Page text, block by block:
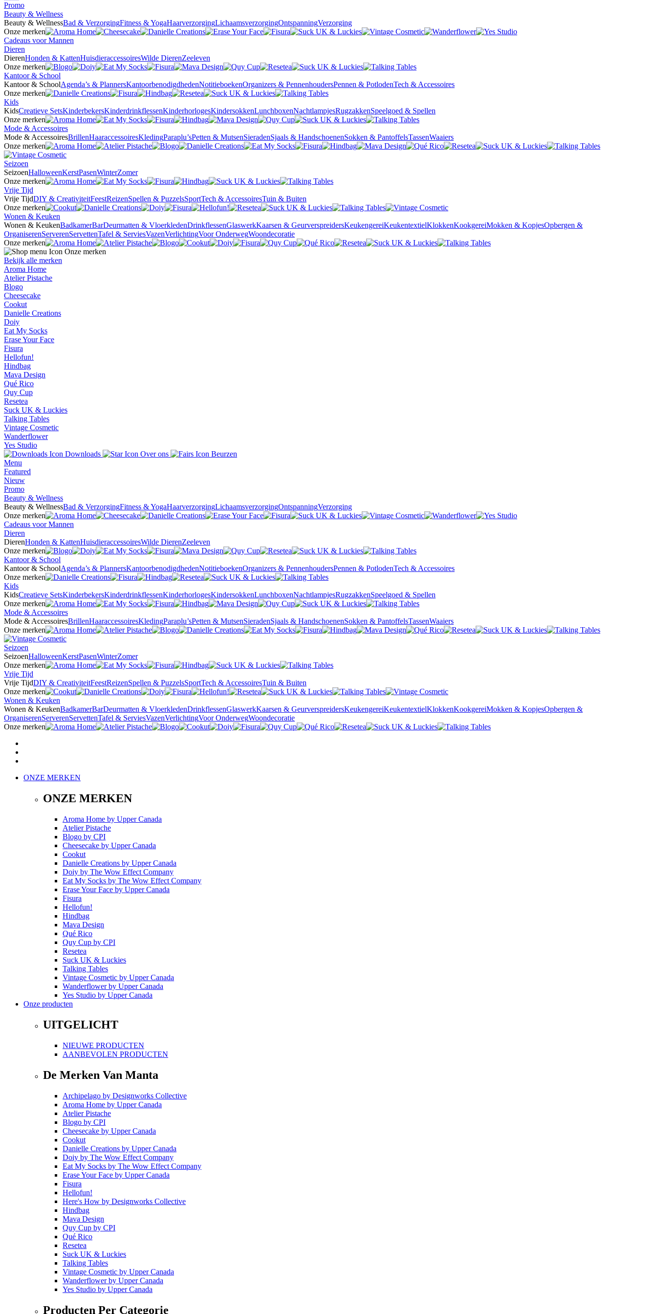
Promo
Beauty & Wellness
Beauty & WellnessBad & VerzorgingFitness & YogaHaarverzorgingLichaamsverzorgingOntspanningVerzorging
Onze merken
Cadeaus voor Mannen
Dieren
DierenHonden & KattenHuisdieraccessoiresWilde DierenZeeleven
Onze merken
Kantoor & School
Kantoor & SchoolAgenda’s & PlannersKantoorbenodigdhedenNotitieboekenOrganizers & PennenhoudersPennen & PotlodenTech & Accessoires
Onze merken
Kids
KidsCreatieve SetsKinderbekersKinderdrinkflessenKinderhorlogesKindersokkenLunchboxenNachtlampjesRugzakkenSpeelgoed & Spellen
Onze merken
Mode & Accessoires
Mode & AccessoiresBrillenHaaraccessoiresKledingParaplu’sPetten & MutsenSieradenSjaals & HandschoenenSokken & PantoffelsTassenWaaiers
Onze merken
Seizoen
SeizoenHalloweenKerstPasenWinterZomer
Onze merken
Vrije Tijd
Vrije TijdDIY & CreativiteitFeestReizenSpellen & PuzzelsSportTech & AccessoiresTuin & Buiten
Onze merken
Wonen & Keuken
Wonen & KeukenBadkamerBarDeurmatten & VloerkledenDrinkflessenGlaswerkKaarsen & GeurverspreidersKeukengereiKeukentextielKlokkenKookgereiMokken & KopjesOpbergen &
OrganiserenServerenServettenTafel & ServiesVazenVerlichtingVoor OnderwegWoondecoratie
Onze merken
Onze merken
Bekijk alle merken
Aroma Home
Atelier Pistache
Blogo
Cheesecake
Cookut
Danielle Creations
Doiy
Eat My Socks
Erase Your Face
Fisura
Hellofun!
Hindbag
Mava Design
Qué Rico
Quy Cup
Resetea
Suck UK & Luckies
Talking Tables
Vintage Cosmetic
Wanderflower
Yes Studio
Downloads
Over ons
Beurzen
Menu
Featured
Nieuw
Promo
Beauty & Wellness
Beauty & WellnessBad & VerzorgingFitness & YogaHaarverzorgingLichaamsverzorgingOntspanningVerzorging
Onze merken
Cadeaus voor Mannen
Dieren
DierenHonden & KattenHuisdieraccessoiresWilde DierenZeeleven
Onze merken
Kantoor & School
Kantoor & SchoolAgenda’s & PlannersKantoorbenodigdhedenNotitieboekenOrganizers & PennenhoudersPennen & PotlodenTech & Accessoires
Onze merken
Kids
KidsCreatieve SetsKinderbekersKinderdrinkflessenKinderhorlogesKindersokkenLunchboxenNachtlampjesRugzakkenSpeelgoed & Spellen
Onze merken
Mode & Accessoires
Mode & AccessoiresBrillenHaaraccessoiresKledingParaplu’sPetten & MutsenSieradenSjaals & HandschoenenSokken & PantoffelsTassenWaaiers
Onze merken
Seizoen
SeizoenHalloweenKerstPasenWinterZomer
Onze merken
Vrije Tijd
Vrije TijdDIY & CreativiteitFeestReizenSpellen & PuzzelsSportTech & AccessoiresTuin & Buiten
Onze merken
Wonen & Keuken
Wonen & KeukenBadkamerBarDeurmatten & VloerkledenDrinkflessenGlaswerkKaarsen & GeurverspreidersKeukengereiKeukentextielKlokkenKookgereiMokken & KopjesOpbergen &
OrganiserenServerenServettenTafel & ServiesVazenVerlichtingVoor OnderwegWoondecoratie
Onze merken
ONZE MERKEN
ONZE MERKEN
Aroma Home by Upper Canada
Atelier Pistache
Blogo by CPI
Cheesecake by Upper Canada
Cookut
Danielle Creations by Upper Canada
Doiy by The Wow Effect Company
Eat My Socks by The Wow Effect Company
Erase Your Face by Upper Canada
Fisura
Hellofun!
Hindbag
Mava Design
Qué Rico
Quy Cup by CPI
Resetea
Suck UK & Luckies
Talking Tables
Vintage Cosmetic by Upper Canada
Wanderflowerby Upper Canada
Yes Studio by Upper Canada
Onze producten
UITGELICHT
NIEUWE PRODUCTEN
AANBEVOLEN PRODUCTEN
De Merken Van Manta
Archipelago by Designworks Collective
Aroma Home by Upper Canada
Atelier Pistache
Blogo by CPI
Cheesecake by Upper Canada
Cookut
Danielle Creations by Upper Canada
Doiy by The Wow Effect Company
Eat My Socks by The Wow Effect Company
Erase Your Face by Upper Canada
Fisura
Hellofun!
Here's How by Designworks Collective
Hindbag
Mava Design
Quy Cup by CPI
Qué Rico
Resetea
Suck UK & Luckies
Talking Tables
Vintage Cosmetic by Upper Canada
Wanderflowerby Upper Canada
Yes Studio by Upper Canada
Producten Per Categorie